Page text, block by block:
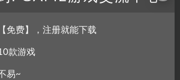
免费】，注册就能下载
款游戏
易~